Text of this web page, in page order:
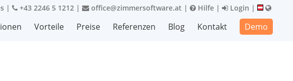
| +43 2246 5 1212 | office@zimmersoftware.at | Hilfe | Login |
Vorteile Preise Referenzen Blog Kontakt Demo